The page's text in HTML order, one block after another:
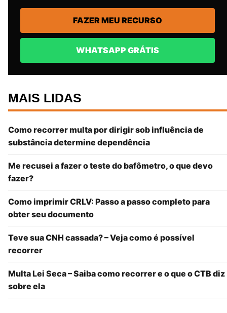
FAZER MEU RECURSO
WHATSAPP GRÁTIS
MAIS LIDAS
Como recorrer multa por dirigir sob influência de
substância determine dependência
Me recusei a fazer o teste do bafômetro, o que devo
fazer?
Como imprimir CRLV: Passo a passo completo para
obter seu documento
Teve sua CNH cassada? – Veja como é possível
recorrer
Multa Lei Seca – Saiba como recorrer e o que o CTB diz
sobre ela